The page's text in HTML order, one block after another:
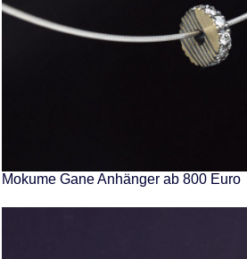
Mokume Gane Anhänger ab 800 Euro